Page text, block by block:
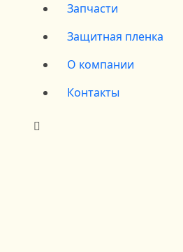
Запчасти
Защитная пленка
О компании
Контакты